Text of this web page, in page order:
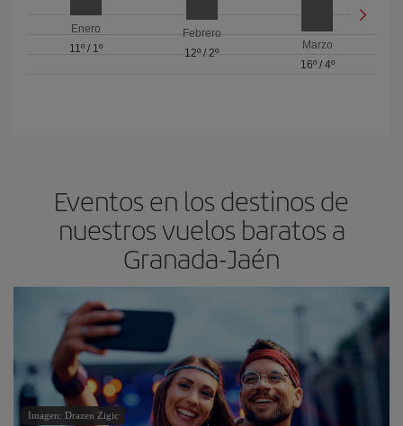
Enero
11º/ 1º
Febrero
12º / 2º
Marzo
16º/ 4º
Eventos en los destinos de
nuestros vuelos baratos a
Granada-Jaén
Imagen: Drazen Zigic